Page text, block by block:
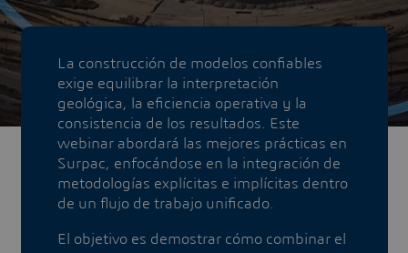
La construcción de modelos confiables
exige equilibrar la interpretación
geológica, la eficiencia operativa y la
consistencia de los resultados. Este
webinar abordará las mejores prácticas en
Surpac, enfocándose en la integración de
metodologías explícitas e implícitas dentro
de un flujo de trabajo unificado.
El objetivo es demostrar cómo combinar el